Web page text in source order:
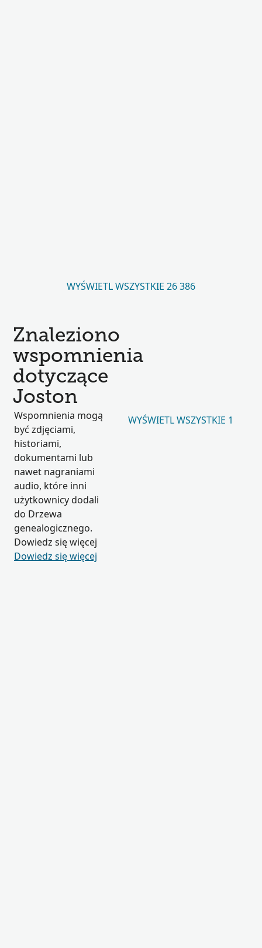
WYŚWIETL WSZYSTKIE 26 386
Znaleziono
wspomnienia
dotyczące
Joston
Wspomnienia mogą
być zdjęciami,
historiami,
dokumentami lub
nawet nagraniami
audio, które inni
użytkownicy dodali
do Drzewa
genealogicznego.
Dowiedz się więcej
Dowiedz się więcej
WYŚWIETL WSZYSTKIE 1